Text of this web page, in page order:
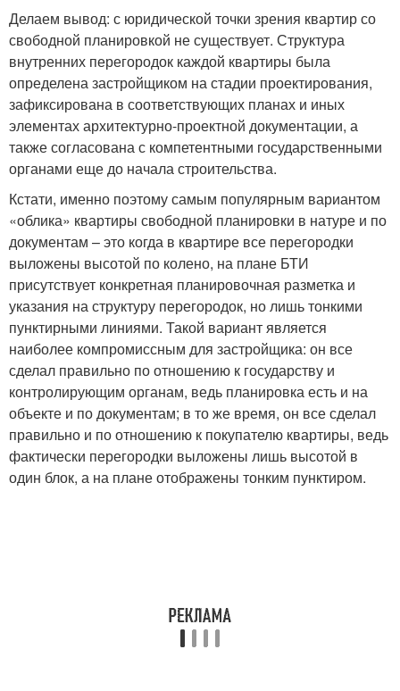
Делаем вывод: с юридической точки зрения квартир со
свободной планировкой не существует. Структура
внутренних перегородок каждой квартиры была
определена застройщиком на стадии проектирования,
зафиксирована в соответствующих планах и иных
элементах архитектурно-проектной документации, а
также согласована с компетентными государственными
органами еще до начала строительства.
Кстати, именно поэтому самым популярным вариантом
«облика» квартиры свободной планировки в натуре и по
документам – это когда в квартире все перегородки
выложены высотой по колено, на плане БТИ
присутствует конкретная планировочная разметка и
указания на структуру перегородок, но лишь тонкими
пунктирными линиями. Такой вариант является
наиболее компромиссным для застройщика: он все
сделал правильно по отношению к государству и
контролирующим органам, ведь планировка есть и на
объекте и по документам; в то же время, он все сделал
правильно и по отношению к покупателю квартиры, ведь
фактически перегородки выложены лишь высотой в
один блок, а на плане отображены тонким пунктиром.